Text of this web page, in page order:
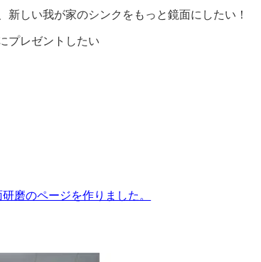
しい我が家のシンクをもっと鏡面にしたい！
プレゼントしたい
磨のページを作りました。